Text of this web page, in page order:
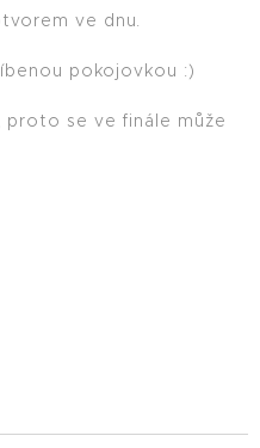
ve dnu.
pokojovkou :)
proto se ve finále může